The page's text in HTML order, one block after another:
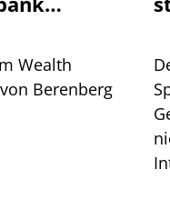
Wealth
Berenberg